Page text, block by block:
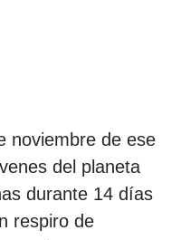
noviembre de ese
del planeta
durante 14 días
respiro de